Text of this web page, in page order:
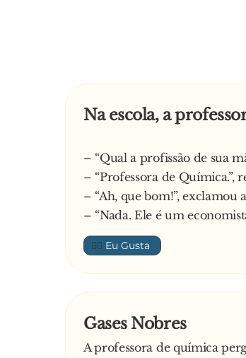
Na escola, a
– “Qual a profissão de sua
– “Professora de Química.”,
– “Ah, que bom!”, exclamou
– “Nada. Ele é um
👍🏼
Gases Nobres
A professora de química